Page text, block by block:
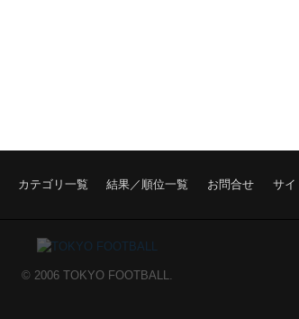
カテゴリ一覧 結果／順位一覧 お問合せ サイ
© 2006 TOKYO FOOTBALL.